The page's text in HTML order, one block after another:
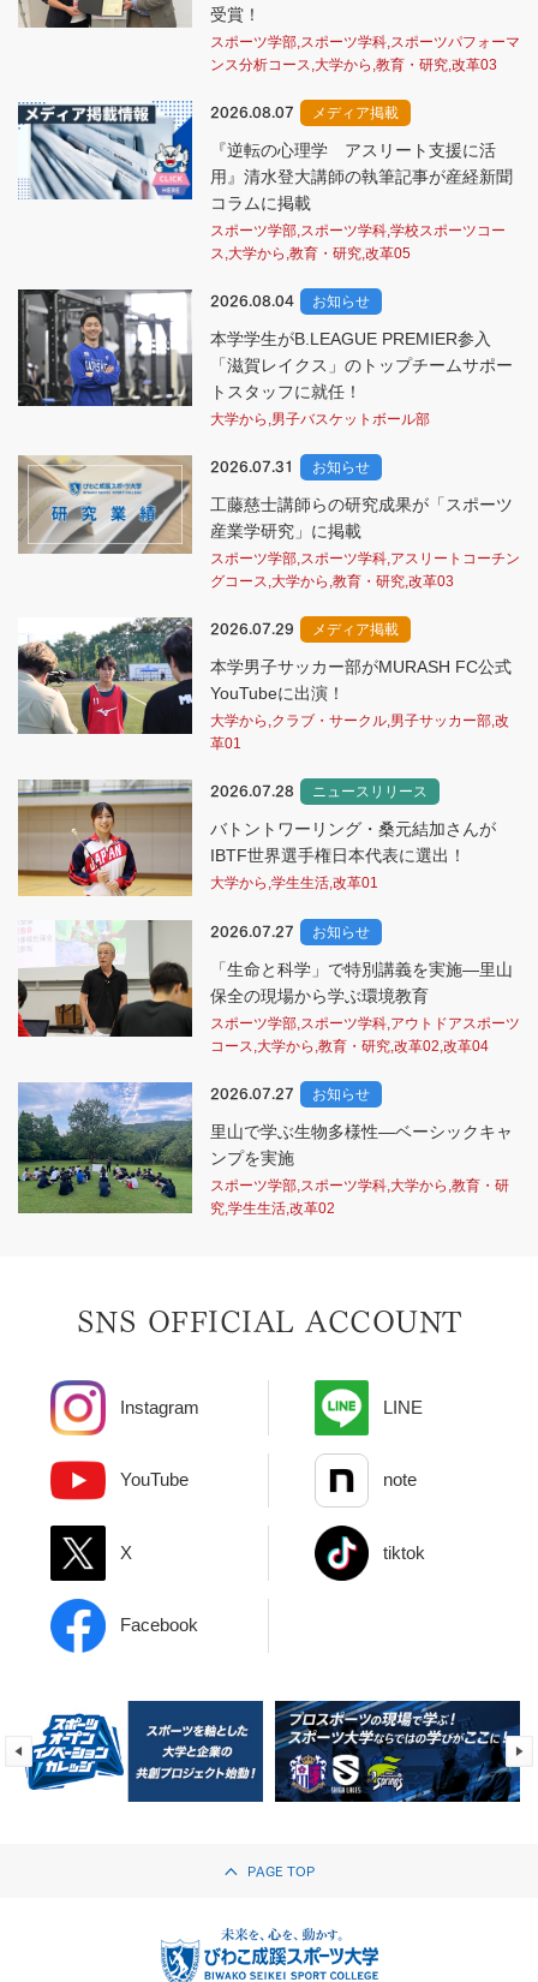
受賞！
スポーツ学部,スポーツ学科,スポーツパフォーマ
ンス分析コース,大学から,教育・研究,改革03
2026.08.07 メディア掲載
『逆転の心理学 アスリート支援に活
用』清水登大講師の執筆記事が産経新聞
コラムに掲載
スポーツ学部,スポーツ学科,学校スポーツコー
ス,大学から,教育・研究,改革05
2026.08.04 お知らせ
本学学生がB.LEAGUE PREMIER参入
「滋賀レイクス」のトップチームサポー
トスタッフに就任！
大学から,男子バスケットボール部
2026.07.31 お知らせ
工藤慈士講師らの研究成果が「スポーツ
産業学研究」に掲載
スポーツ学部,スポーツ学科,アスリートコーチン
グコース,大学から,教育・研究,改革03
2026.07.29 メディア掲載
本学男子サッカー部がMURASH FC公式
YouTubeに出演！
大学から,クラブ・サークル,男子サッカー部,改
革01
2026.07.28 ニュースリリース
バトントワーリング・桑元結加さんが
IBTF世界選手権日本代表に選出！
大学から,学生生活,改革01
2026.07.27 お知らせ
「生命と科学」で特別講義を実施―里山
保全の現場から学ぶ環境教育
スポーツ学部,スポーツ学科,アウトドアスポーツ
コース,大学から,教育・研究,改革02,改革04
2026.07.27 お知らせ
里山で学ぶ生物多様性―ベーシックキャ
ンプを実施
スポーツ学部,スポーツ学科,大学から,教育・研
究,学生生活,改革02
SNS OFFICIAL ACCOUNT
Instagram LINE
YouTube note
X tiktok
Facebook
PAGE TOP